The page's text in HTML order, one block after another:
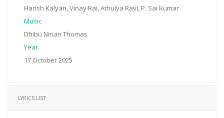
Harish Kalyan, Vinay Rai, Athulya Ravi, P. Sai Kumar
Music
Dhibu Ninan Thomas
Year
17 October 2025
LYRICS LIST